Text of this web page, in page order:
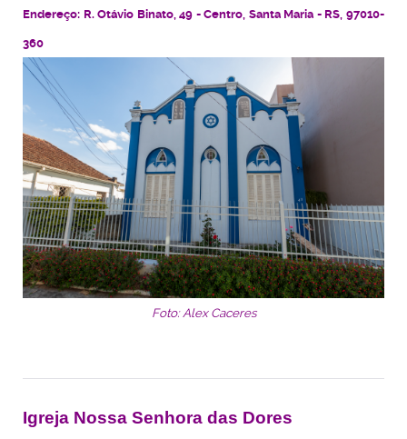
Endereço: R. Otávio Binato, 49 - Centro, Santa Maria - RS, 97010-
360
Foto: Alex Caceres
Igreja Nossa Senhora das Dores